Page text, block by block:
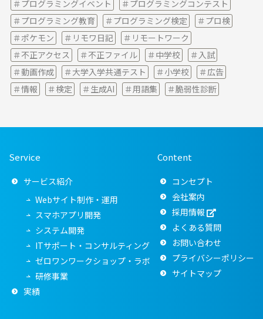
プログラミングイベント
プログラミングコンテスト
プログラミング教育
プログラミング検定
プロ検
ポケモン
リモワ日記
リモートワーク
不正アクセス
不正ファイル 中学校
入試
動画作成
大学入学共通テスト 小学校
広告
情報
検定 生成AI 用語集 脆弱性診断
Service
サービス紹介
Webサイト制作・運用
スマホアプリ開発
システム開発
ITサポート・コンサルティング
ゼロワンワークショップ・ラボ
研修事業
実績
Content
コンセプト
会社案内
採用情報
よくある質問
お問い合わせ
プライバシーポリシー
サイトマップ